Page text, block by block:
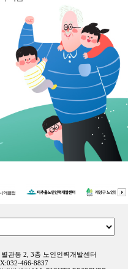
관동 2, 3층 노인인력개발센터
466-8837